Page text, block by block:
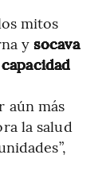
mitos
ysocava
aún más
la salud